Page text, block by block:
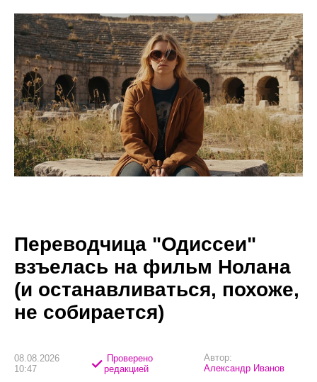
Переводчица "Одиссеи"
взъелась на фильм Нолана
(и останавливаться, похоже,
не собирается)
08.08.2026
10:47
Проверено
редакцией
Автор:
Александр Иванов